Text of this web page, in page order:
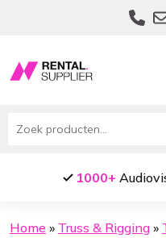
navigatie
inhoud
Zoeken
1000+
Home » Truss & Rigging »